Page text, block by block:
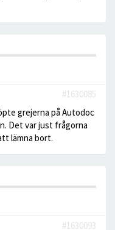
#1630085
grejerna på Autodoc
Det var just frågorna
lämna bort.
#1630093